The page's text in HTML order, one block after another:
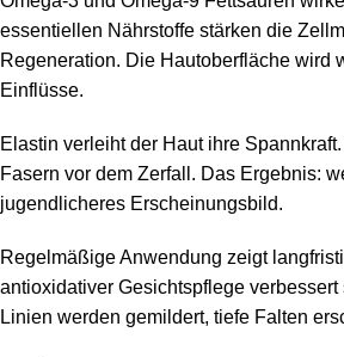
essentiellen Nährstoffe stärken die
Regeneration. Die Hautoberfläche wird
Einflüsse.
Elastin verleiht der Haut ihre
Fasern vor dem Zerfall. Das Ergebnis:
jugendlicheres Erscheinungsbild.
Regelmäßige Anwendung zeigt
antioxidativer Gesichtspflege
Linien werden gemildert, tiefe Falten